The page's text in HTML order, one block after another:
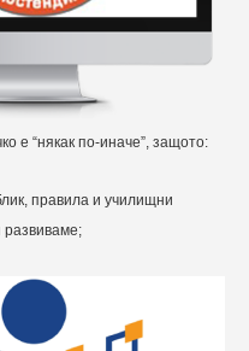
е “някак по-иначе”, защото:
правила и училищни
развиваме;